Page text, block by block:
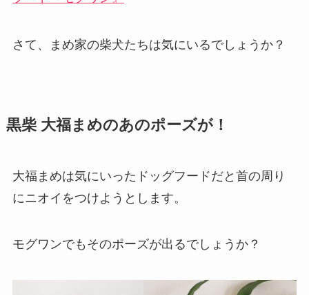
さて、まめ家の柴犬たちは気にいるでしょうか？
黒柴 大福まめのあのポーズが！
大福まめは気にいったドッグフードだと首の周り
にニオイをつけようとします。
モグワンでもそのポーズが出るでしょうか？